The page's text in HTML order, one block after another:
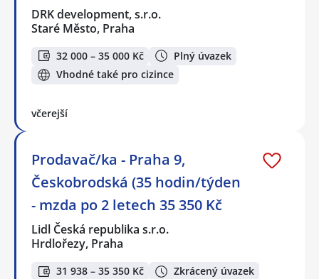
DRK development, s.r.o.
Staré Město, Praha
32 000 – 35 000 Kč
Plný úvazek
Vhodné také pro cizince
včerejší
Prodavač/ka - Praha 9,
Českobrodská (35 hodin/týden
- mzda po 2 letech 35 350 Kč
Lidl Česká republika s.r.o.
Hrdlořezy, Praha
31 938 – 35 350 Kč
Zkrácený úvazek